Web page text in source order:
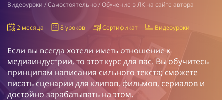
Видеоуроки / Самостоятельно / Обучение в ЛК на сайте автора
2 месяца 8 уроков Сертификат Видеоуроки
Если вы всегда хотели иметь отношение к
медиаиндустрии, то этот курс для вас. Вы обучитесь
принципам написания сильного текста; сможете
писать сценарии для клипов, фильмов, сериалов и
достойно зарабатывать на этом.